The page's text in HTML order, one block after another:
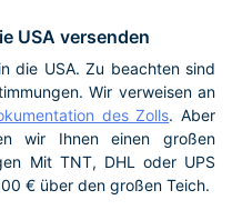
USA versenden
die USA. Zu beachten sind
Wir verweisen an
des Zolls. Aber
wir Ihnen einen großen
Mit TNT, DHL oder UPS
€ über den großen Teich.